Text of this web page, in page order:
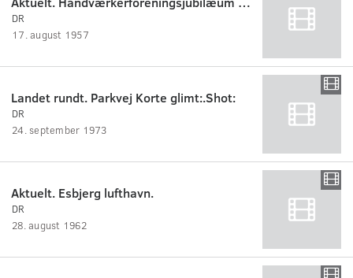
DR
17. august 1957
Landet rundt. Parkvej Korte glimt:.Shot:
DR
24. september 1973
Aktuelt. Esbjerg lufthavn.
DR
28. august 1962